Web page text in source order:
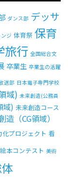
ダンス部 デッサ
ジ 体育祭 保育
旅行 全国総合文
卒業生 卒業生の活躍
送部 日本電子専門学校
域) 未来創造(公務員
域) 未来創造コース
造（CG領域）
化プロジェクト 看
絵本コンテスト 美術